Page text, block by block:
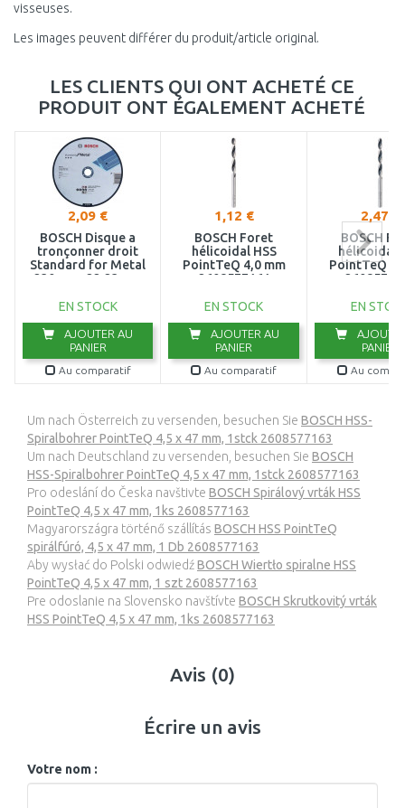
16,5 mm
17 mm
18 mm
visseuses.
Les images peuvent différer du produit/article original.
LES CLIENTS QUI ONT ACHETÉ CE
PRODUIT ONT ÉGALEMENT ACHETÉ
2,09 €
BOSCH Disque a
tronçonner droit
Standard for Metal
230 mm, 22,23 mm
EN STOCK
AJOUTER AU
PANIER
Au comparatif
1,12 €
BOSCH Foret
hélicoidal HSS
PointTeQ 4,0 mm
2608577161
EN STOCK
AJOUTER AU
PANIER
Au comparatif
2,47 €
BOSCH
hélicoidal
PointTeQ
EN
PANIER
Au
Um nach Österreich zu versenden, besuchen Sie BOSCH HSS-
Spiralbohrer PointTeQ 4,5 x 47 mm, 1stck 2608577163
Um nach Deutschland zu versenden, besuchen Sie BOSCH
HSS-Spiralbohrer PointTeQ 4,5 x 47 mm, 1stck 2608577163
Pro odeslání do Česka navštivte BOSCH Spirálový vrták HSS
PointTeQ 4,5 x 47 mm, 1ks 2608577163
Magyarországra történő szállítás BOSCH HSS PointTeQ
spirálfúró, 4,5 x 47 mm, 1 Db 2608577163
Aby wysłać do Polski odwiedźBOSCH Wiertło spiralne HSS
PointTeQ 4,5 x 47 mm, 1 szt 2608577163
Pre odoslanie na Slovensko navštívte BOSCH Skrutkovitý vrták
HSS PointTeQ 4,5 x 47 mm, 1ks 2608577163
Avis (0)
Écrire un avis
Votre nom :